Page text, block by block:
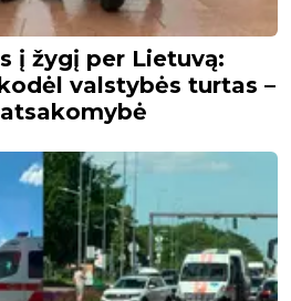
į žygį per Lietuvą:
valstybės turtas –